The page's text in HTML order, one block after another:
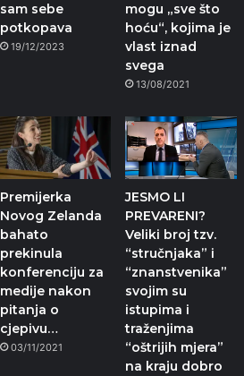
sam sebe
potkopava
19/12/2023
mogu „sve što
hoću“, kojima je
vlast iznad
svega
13/08/2021
Premijerka
Novog Zelanda
bahato
prekinula
konferenciju za
medije nakon
pitanja o
cjepivu…
03/11/2021
JESMO LI
PREVARENI?
Veliki broj tzv.
“stručnjaka” i
“znanstvenika”
svojim su
istupima i
traženjima
“oštrijih mjera”
na kraju dobro